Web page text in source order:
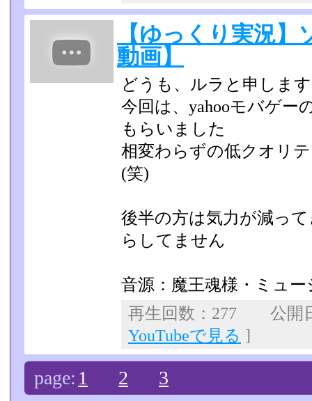
【ゆっくり実況
動画】
どうも、ルラと申します
今回は、yahooモバゲー
もらいました
相変わらずの低クオリ
(笑)
後半の方は気力が減っ
らしてません
音源：魔王魂様・ミュ
再生回数：277 公開
YouTubeで見る ]
page: 1 2 3